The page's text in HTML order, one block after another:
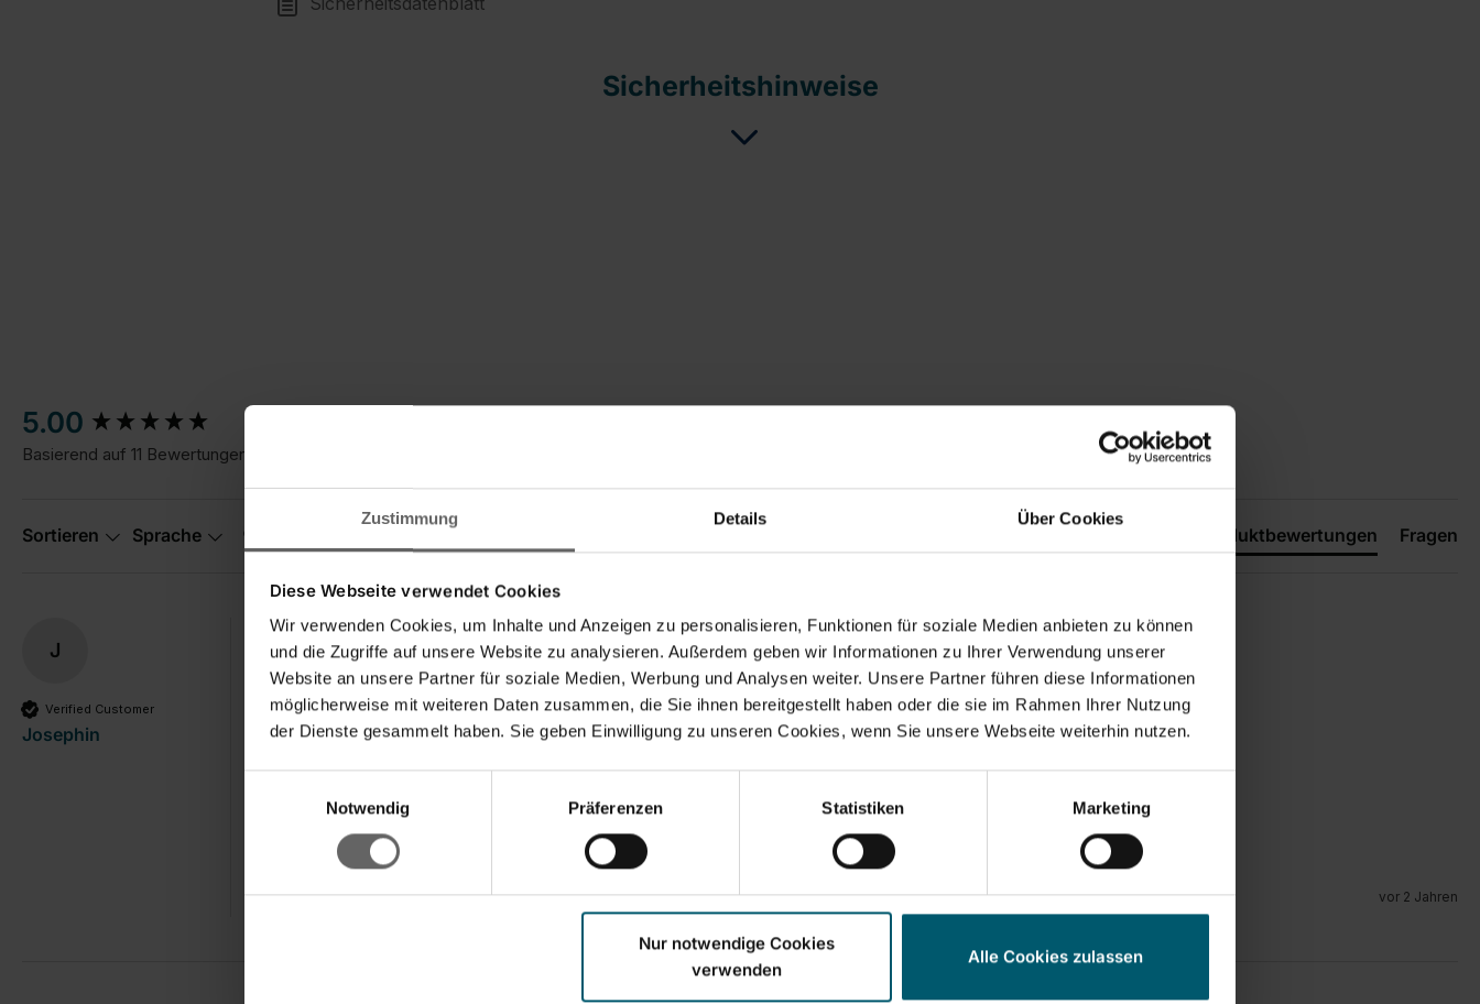
Zustimmung Details Über Cookies
Diese Webseite verwendet Cookies
Wir verwenden Cookies, um Inhalte und Anzeigen zu personalisieren, Funktionen für soziale Medien anbieten zu können
und die Zugriffe auf unsere Website zu analysieren. Außerdem geben wir Informationen zu Ihrer Verwendung unserer
Website an unsere Partner für soziale Medien, Werbung und Analysen weiter. Unsere Partner führen diese Informationen
möglicherweise mit weiteren Daten zusammen, die Sie ihnen bereitgestellt haben oder die sie im Rahmen Ihrer Nutzung
der Dienste gesammelt haben. Sie geben Einwilligung zu unseren Cookies, wenn Sie unsere Webseite weiterhin nutzen.
Notwendig
Präferenzen Statistiken Marketing
Nur notwendige Cookies
verwenden
Alle Cookies zulassen
Sicherheitshinweise
5.00
Basierend auf 11 Bewertungen
Sortieren Sprache Suchen: Produktbewertungen Fragen
J
Verified Customer
Josephin
Klasse !
Parkett- und Laminatreiniger Konzentrat 1000 ml
Habe dieses Mittel zum ersten mal bestellt und bin begeistert. Es zieht wirklich keine Schlieren und das Laminat trocknet zügig.
Einfache
5 1 5
War diese Bewertung hilfreich? Ja Melden Teilen vor 2 Jahren
New content loaded